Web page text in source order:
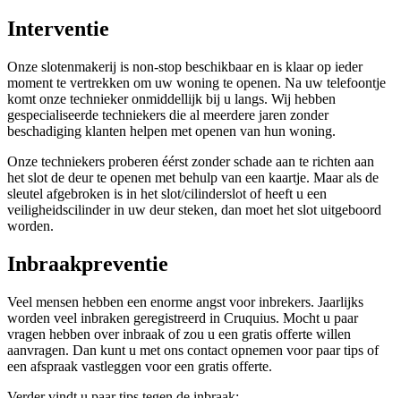
Interventie
Onze slotenmakerij is non-stop beschikbaar en is klaar op ieder
moment te vertrekken om uw woning te openen. Na uw telefoontje
komt onze technieker onmiddellijk bij u langs. Wij hebben
gespecialiseerde techniekers die al meerdere jaren zonder
beschadiging klanten helpen met openen van hun woning.
Onze techniekers proberen éérst zonder schade aan te richten aan
het slot de deur te openen met behulp van een kaartje. Maar als de
sleutel afgebroken is in het slot/cilinderslot of heeft u een
veiligheidscilinder in uw deur steken, dan moet het slot uitgeboord
worden.
Inbraakpreventie
Veel mensen hebben een enorme angst voor inbrekers. Jaarlijks
worden veel inbraken geregistreerd in Cruquius. Mocht u paar
vragen hebben over inbraak of zou u een gratis offerte willen
aanvragen. Dan kunt u met ons contact opnemen voor paar tips of
een afspraak vastleggen voor een gratis offerte.